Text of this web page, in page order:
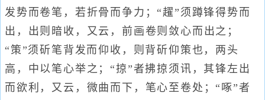
发势而卷笔，若折骨而争力；“趯”须蹲锋得势而
出，出则暗收，又云，前画卷则敛心而出之；
“策”须斫笔背发而仰收，则背斫仰策也，两头
高，中以笔心举之；“掠”者拂掠须讯，其锋左出
而欲利，又云，微曲而下，笔心至卷处；“啄”者